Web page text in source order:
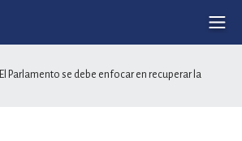
Parlamento se debe enfocar en recuperar la